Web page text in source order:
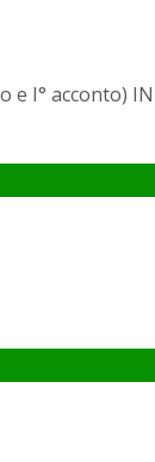
I° acconto)